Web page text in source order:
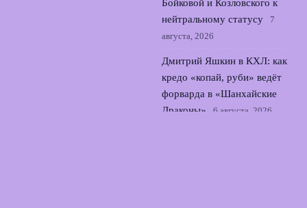
Бойковой и Козловского к
нейтральному статусу
7
августа, 2026
Дмитрий Яшкин в КХЛ: как
кредо «копай, руби» ведёт
форварда в «Шанхайские
Драконы»
6 августа, 2026